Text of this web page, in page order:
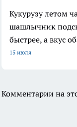
Кукурузу летом
шашлычник
быстрее, а вкус
15 июля
Комментарии на